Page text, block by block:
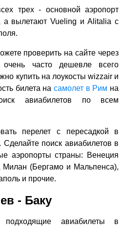
трех - основной аэропорт
вылетают Vueling и Alitalia с
проверить на сайте через
часто дешевле всего
купить на лоукосты wizzair и
билета насамолет в Рим на
авиабилетов по всем
перелет с пересадкой в
поиск авиабилетов в
аэропорты страны: Венеция
(Бергамо и Мальпенса),
и прочие.
- Баку
авиабилеты в